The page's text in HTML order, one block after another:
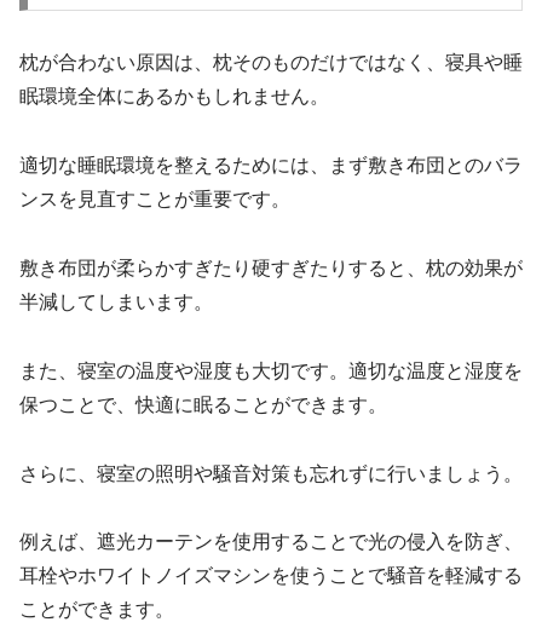
枕が合わない原因は、枕そのものだけではなく、寝具や睡
眠環境全体にあるかもしれません。
適切な睡眠環境を整えるためには、まず敷き布団とのバラ
ンスを見直すことが重要です。
敷き布団が柔らかすぎたり硬すぎたりすると、枕の効果が
半減してしまいます。
また、寝室の温度や湿度も大切です。適切な温度と湿度を
保つことで、快適に眠ることができます。
さらに、寝室の照明や騒音対策も忘れずに行いましょう。
例えば、遮光カーテンを使用することで光の侵入を防ぎ、
耳栓やホワイトノイズマシンを使うことで騒音を軽減する
ことができます。